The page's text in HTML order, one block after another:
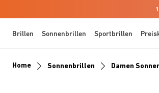
Brillen Sonnenbrillen Sportbrillen
Home Sonnenbrillen Damen